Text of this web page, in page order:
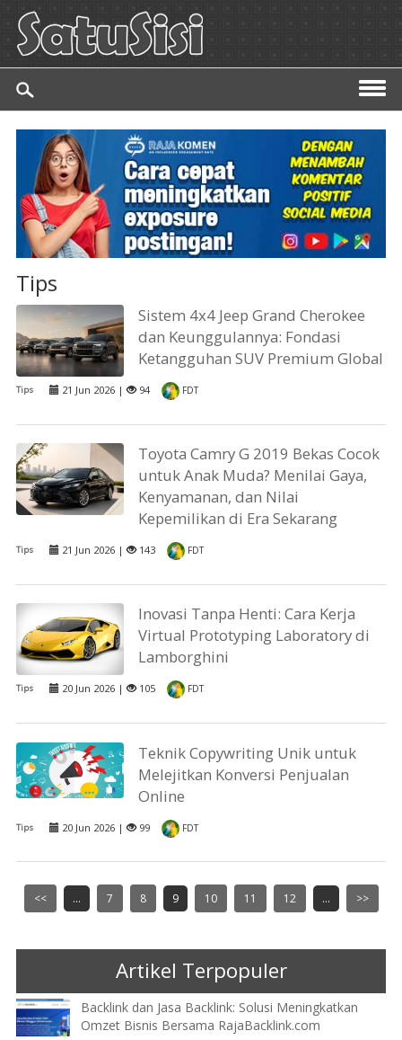
Tips
Sistem 4x4 Jeep Grand Cherokee
dan Keunggulannya: Fondasi
Ketangguhan SUV Premium Global
Tips 21 Jun 2026 | 94 FDT
Toyota Camry G 2019 Bekas Cocok
untuk Anak Muda? Menilai Gaya,
Kenyamanan, dan Nilai
Kepemilikan di Era Sekarang
Tips 21 Jun 2026 | 143 FDT
Inovasi Tanpa Henti: Cara Kerja
Virtual Prototyping Laboratory di
Lamborghini
Tips 20 Jun 2026 | 105 FDT
Teknik Copywriting Unik untuk
Melejitkan Konversi Penjualan
Online
Tips 20 Jun 2026 | 99 FDT
<< ... 7 8 9 10 11 12 ... >>
Artikel Terpopuler
Backlink dan Jasa Backlink: Solusi Meningkatkan
Omzet Bisnis Bersama RajaBacklink.com